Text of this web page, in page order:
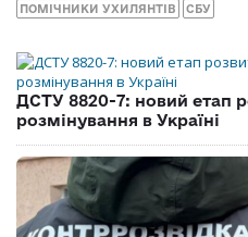
ПОМІЧНИКИ УХИЛЯНТІВ СБУ
ДСТУ 8820-7: новий етап
розмінування в Україні